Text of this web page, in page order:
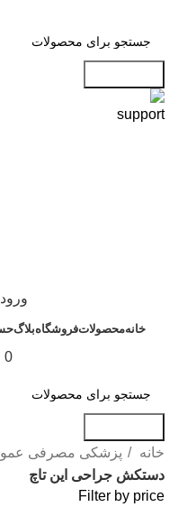
خانهمحصولاتفروشگاهبلاگ
0
خانه
پزشکی مصرفی
دستکش جراحی این تاچ
Filter by price